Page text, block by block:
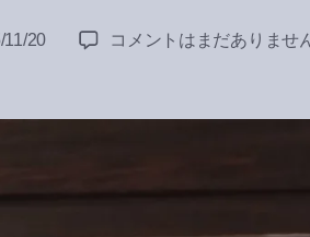
11/20
令
年
コメントはまだありませ